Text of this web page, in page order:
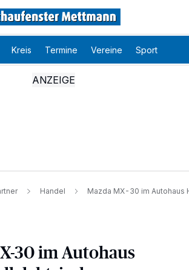
Kreis Termine Vereine Sport
Handel Mazda MX-30 im Autohaus
30 im Autohaus